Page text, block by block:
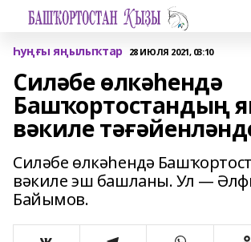
Һуңғы яңылыҡтар 28 ИЮЛЯ 2021, 03:10
Силәбе өлкәһендә
Башҡортостандың
вәкиле
Силәбе өлкәһендә
вәкиле эш башланы. Ул —
Байымов.